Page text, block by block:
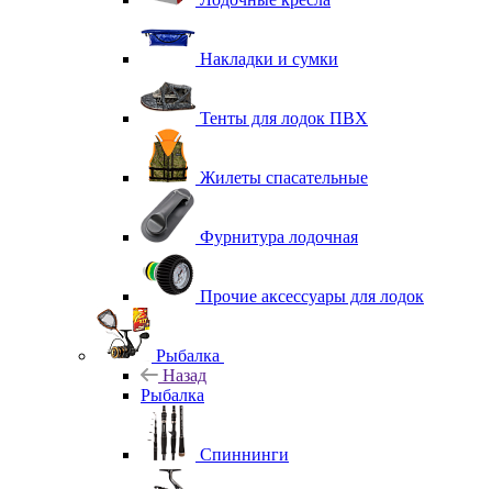
Накладки и сумки
Тенты для лодок ПВХ
Жилеты спасательные
Фурнитура лодочная
Прочие аксессуары для лодок
Рыбалка
Назад
Рыбалка
Спиннинги